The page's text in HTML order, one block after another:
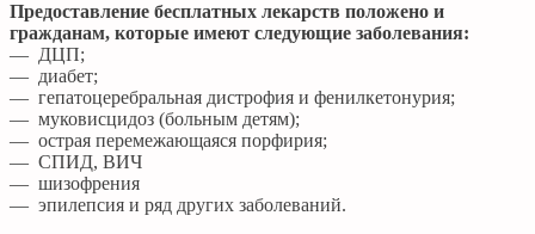
Предоставление бесплатных лекарств положено и
гражданам, которые имеют следующие заболевания:
— ДЦП;
— диабет;
— гепатоцеребральная дистрофия и фенилкетонурия;
— муковисцидоз (больным детям);
— острая перемежающаяся порфирия;
— СПИД, ВИЧ
— шизофрения
— эпилепсия и ряд других заболеваний.